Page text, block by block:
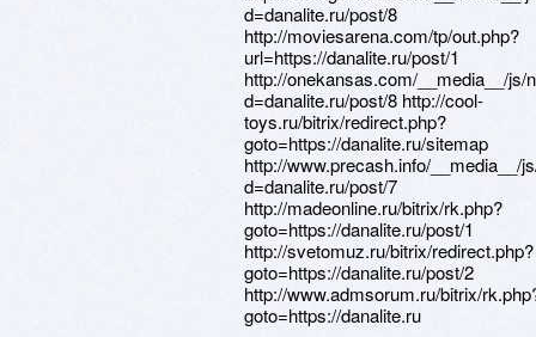
d=danalite.ru/post/8
http://moviesarena.com/tp/out.php?
url=https://danalite.ru/post/1
http://onekansas.com/__media__/js/
d=danalite.ru/post/8 http://cool-
toys.ru/bitrix/redirect.php?
goto=https://danalite.ru/sitemap
http://www.precash.info/__media__/
d=danalite.ru/post/7
http://madeonline.ru/bitrix/rk.php?
goto=https://danalite.ru/post/1
http://svetomuz.ru/bitrix/redirect.php?
goto=https://danalite.ru/post/2
http://www.admsorum.ru/bitrix/
goto=https://danalite.ru